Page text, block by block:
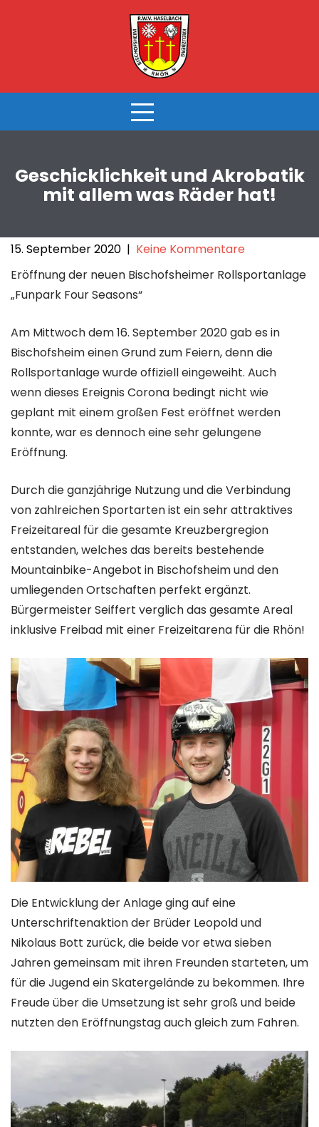
Geschicklichkeit und Akrobatik
mit allem was Räder hat!
15. September 2020 | Keine Kommentare
Eröffnung der neuen Bischofsheimer Rollsportanlage
„Funpark Four Seasons“
Am Mittwoch dem 16. September 2020 gab es in
Bischofsheim einen Grund zum Feiern, denn die
Rollsportanlage wurde offiziell eingeweiht. Auch
wenn dieses Ereignis Corona bedingt nicht wie
geplant mit einem großen Fest eröffnet werden
konnte, war es dennoch eine sehr gelungene
Eröffnung.
Durch die ganzjährige Nutzung und die Verbindung
von zahlreichen Sportarten ist ein sehr attraktives
Freizeitareal für die gesamte Kreuzbergregion
entstanden, welches das bereits bestehende
Mountainbike-Angebot in Bischofsheim und den
umliegenden Ortschaften perfekt ergänzt.
Bürgermeister Seiffert verglich das gesamte Areal
inklusive Freibad mit einer Freizeitarena für die Rhön!
Die Entwicklung der Anlage ging auf eine
Unterschriftenaktion der Brüder Leopold und
Nikolaus Bott zurück, die beide vor etwa sieben
Jahren gemeinsam mit ihren Freunden starteten, um
für die Jugend ein Skatergelände zu bekommen. Ihre
Freude über die Umsetzung ist sehr groß und beide
nutzten den Eröffnungstag auch gleich zum Fahren.